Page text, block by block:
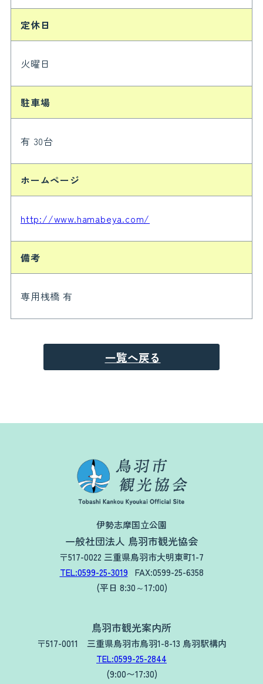
定休日
火曜日
駐車場
有 30台
ホームページ
http://www.hamabeya.com/
備考
専用桟橋 有
一覧へ戻る
伊勢志摩国立公園
一般社団法人 鳥羽市観光協会
〒517-0022 三重県鳥羽市大明東町1-7
TEL:0599-25-3019
FAX:0599-25-6358
(平日 8:30～17:00)
鳥羽市観光案内所
〒517-0011 三重県鳥羽市鳥羽1-8-13 鳥羽駅構内
TEL:0599-25-2844
(9:00〜17:30)